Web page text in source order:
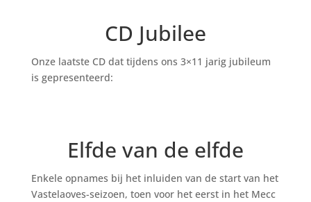
CD Jubilee
Onze laatste CD dat tijdens ons 3×11 jarig jubileum
is gepresenteerd:
Elfde van de elfde
Enkele opnames bij het inluiden van de start van het
Vastelaoves-seizoen, toen voor het eerst in het Mecc